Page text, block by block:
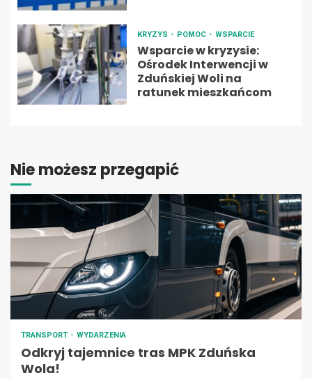
KRYZYS POMOC WSPARCIE
Wsparcie w kryzysie:
Ośrodek Interwencji w
Zduńskiej Woli na
ratunek mieszkańcom
Nie możesz przegapić
TRANSPORT WYDARZENIA
Odkryj tajemnice tras MPK Zduńska
Wola!